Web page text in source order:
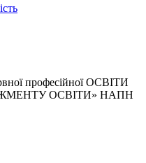
професійної ОСВІТИ
ОСВІТИ» НАПН